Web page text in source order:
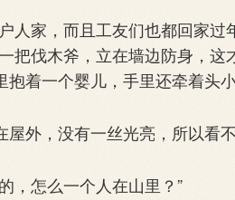
家，而且工友们也都回家过
把伐木斧，立在墙边防身，
着一个婴儿，手里还牵着头小
，没有一丝光亮，所以看不
怎么一个人在山里？”